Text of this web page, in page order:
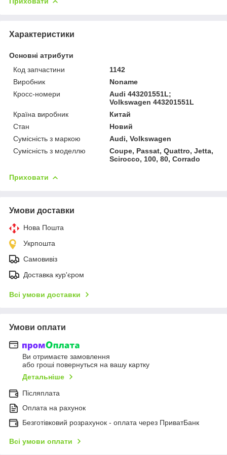
Характеристики
Основні атрибути
Код запчастини
1142
Виробник
Noname
Кросс-номери
Audi 443201551L;
Volkswagen 443201551L
Країна виробник
Китай
Стан
Новий
Сумісність з маркою
Audi, Volkswagen
Сумісність з моделлю
Coupe, Passat, Quattro, Jetta,
Scirocco, 100, 80, Corrado
Приховати
Умови доставки
Нова Пошта
Укрпошта
Самовивіз
Доставка кур'єром
Всі умови доставки
Умови оплати
Ви отримаєте замовлення
або гроші повернуться на вашу картку
Детальніше
Післяплата
Оплата на рахунок
Безготівковий розрахунок - оплата через ПриватБанк
Всі умови оплати